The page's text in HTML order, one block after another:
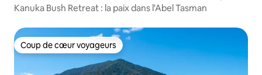
Kanuka Bush Retreat : la paix dans l'Abel Tasman
Coup de cœur voyageurs
Coup de cœur voyageurs